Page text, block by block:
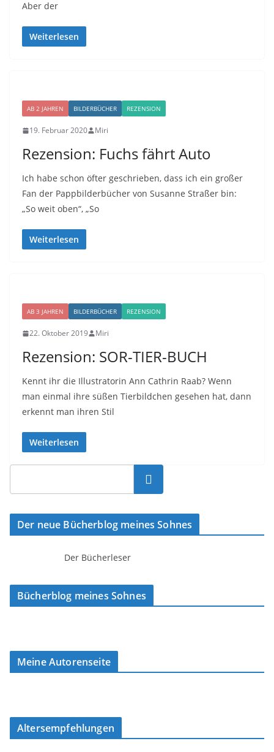
Aber der
Weiterlesen
AB 2 JAHREN BILDERBÜCHER REZENSION
19. Februar 2020 Miri
Rezension: Fuchs fährt Auto
Ich habe schon öfter geschrieben, dass ich ein großer
Fan der Pappbilderbücher von Susanne Straßer bin:
„So weit oben“, „So
Weiterlesen
AB 3 JAHREN BILDERBÜCHER REZENSION
22. Oktober 2019 Miri
Rezension: SOR-TIER-BUCH
Kennt ihr die Illustratorin Ann Cathrin Raab? Wenn
man einmal ihre süßen Tierbildchen gesehen hat, dann
erkennt man ihren Stil
Weiterlesen
Suchen
Der neue Bücherblog meines Sohnes
Der Bücherleser
Bücherblog meines Sohnes
Meine Autorenseite
Altersempfehlungen